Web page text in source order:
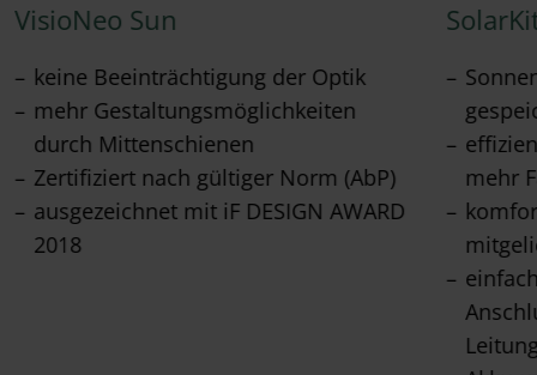
VisioNeo Sun
keine Beeinträchtigung der Optik
mehr Gestaltungsmöglichkeiten
durch Mittenschienen
Zertifiziert nach gültiger Norm (AbP)
ausgezeichnet mit iF DESIGN AWARD
2018
mehr